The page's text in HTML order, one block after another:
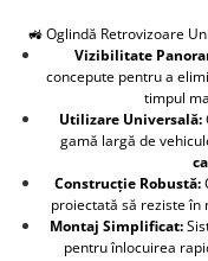
Pistol de Lipit
Polizoare
Pompe Combustibil
Prelungitoare
Protectia muncii
Scule Pneumatice
Slefuitoare
🚜 Oglindă Retrovizoare
Vizibilitate
concepute pentru a
timpul
Utilizare Universală:
gamă largă de
Construcție Robustă:
proiectată să reziste
Montaj Simplificat:
pentru înlocuirea